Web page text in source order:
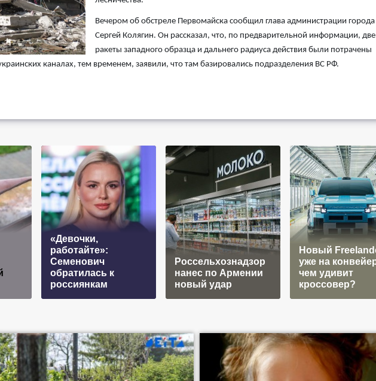
Вечером об обстреле Первомайска сообщил глава администрации города
Сергей Колягин. Он рассказал, что, по предварительной информации, две
ракеты западного образца и дальнего радиуса действия были потрачены
каналах, тем временем, заявили, что там базировались подразделения ВС РФ.
«Девочки,
работайте»:
Семенович
обратилась к
россиянкам
Россельхознадзор
нанес по Армении
новый удар
Новый
уже на
чем удивит
кроссовер?